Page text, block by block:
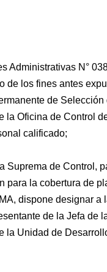
Administrativas N°
de los fines antes
de
la Oficina de Control
calificado;
Suprema de Control,
para la cobertura de
dispone designar a
de la Jefa de
la Unidad de